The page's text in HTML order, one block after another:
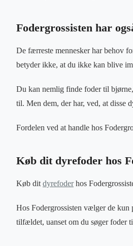
Fodergrossisten har
De færreste mennesker har behov
betyder ikke, at du ikke kan blive
Du kan nemlig finde foder til
til. Men dem, der har, ved, at disse
Fordelen ved at handle hos
Køb dit dyrefoder hos
Køb ditdyrefoderhos
Hos Fodergrossisten vælger de
tilfældet, uanset om du søger foder